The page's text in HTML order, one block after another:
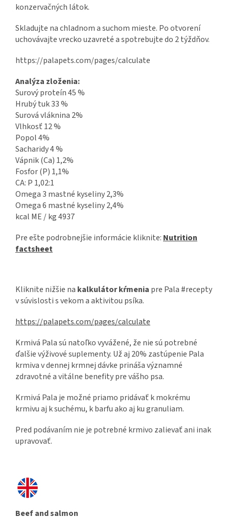
konzervačných látok.
Skladujte na chladnom a suchom mieste. Po otvorení
uchovávajte vrecko uzavreté a spotrebujte do 2 týždňov.
https://palapets.com/pages/calculate
Analýza zloženia:
Surový proteín 45 %
Hrubý tuk 33 %
Surová vláknina 2%
Vlhkosť 12 %
Popol 4%
Sacharidy 4 %
Vápnik (Ca) 1,2%
Fosfor (P) 1,1%
CA: P 1,02:1
Omega 3 mastné kyseliny 2,3%
Omega 6 mastné kyseliny 2,4%
kcal ME / kg 4937
Pre ešte podrobnejšie informácie kliknite: Nutrition
factsheet
Kliknite nižšie na kalkulátor kŕmenia pre Pala #recepty
v súvislosti s vekom a aktivitou psíka.
https://palapets.com/pages/calculate
Krmivá Pala sú natoľko vyvážené, že nie sú potrebné
ďalšie výživové suplementy. Už aj 20% zastúpenie Pala
krmiva v dennej krmnej dávke prináša významné
zdravotné a vitálne benefity pre vášho psa.
Krmivá Pala je možné priamo pridávať k mokrému
krmivu aj k suchému, k barfu ako aj ku granuliam.
Pred podávaním nie je potrebné krmivo zalievať ani inak
upravovať.
Beef and salmon